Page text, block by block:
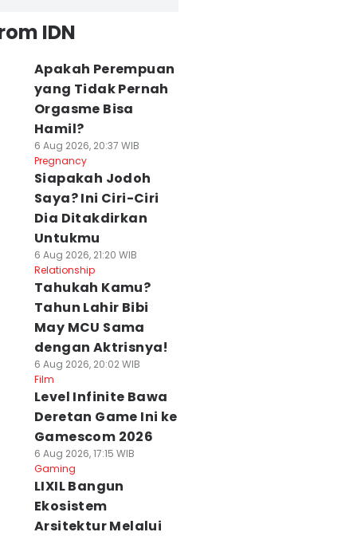
IDN
Apakah Perempuan
yang Tidak Pernah
Orgasme Bisa
Hamil?
6 Aug 2026, 20:37 WIB
Pregnancy
Siapakah Jodoh
Saya? Ini Ciri-Ciri
Dia Ditakdirkan
Untukmu
6 Aug 2026, 21:20 WIB
Relationship
Tahukah Kamu?
Tahun Lahir Bibi
May MCU Sama
dengan Aktrisnya!
6 Aug 2026, 20:02 WIB
Film
Level Infinite Bawa
Deretan Game Ini ke
Gamescom 2026
6 Aug 2026, 17:15 WIB
Gaming
LIXIL Bangun
Ekosistem
Arsitektur Melalui